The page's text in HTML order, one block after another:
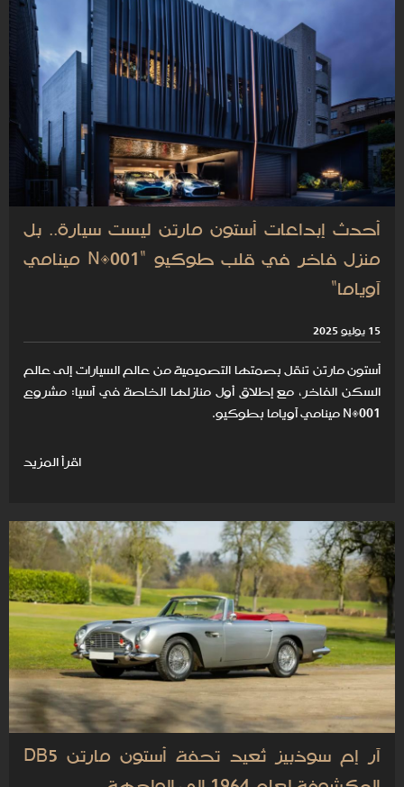
أحدث إبداعات أستون مارتن ليست سيارة.. بل
منزل فاخر في قلب طوكيو "N°001 مينامي
آوياما"
15 يوليو 2025
أستون مارتن تنقل بصمتها التصميمية من عالم السيارات إلى عالم
السكن الفاخر، مع إطلاق أول منازلها الخاصة في آسيا: مشروع
N°001 مينامي آوياما بطوكيو.
اقرأ المزيد
آر إم سوذبيز تُعيد تحفة أستون مارتن DB5